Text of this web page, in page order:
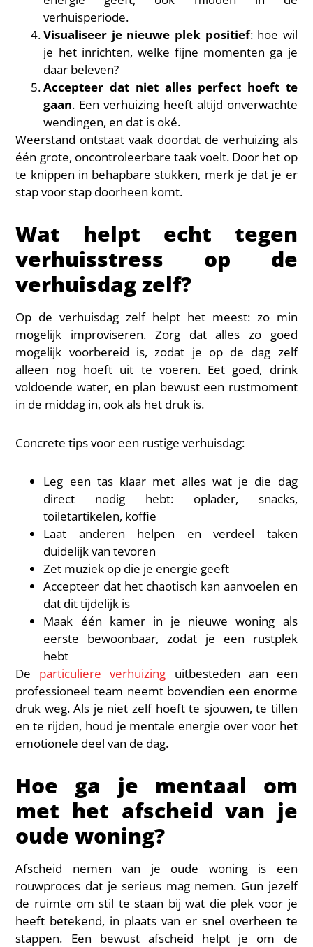
verhuisperiode.
Visualiseer je nieuwe plek positief: hoe wil
je het inrichten, welke fijne momenten ga je
daar beleven?
Accepteer dat niet alles perfect hoeft te
gaan. Een verhuizing heeft altijd onverwachte
wendingen, en dat is oké.
Weerstand ontstaat vaak doordat de verhuizing als
één grote, oncontroleerbare taak voelt. Door het op
te knippen in behapbare stukken, merk je dat je er
stap voor stap doorheen komt.
Wat helpt echt tegen
verhuisstress op de
verhuisdag zelf?
Op de verhuisdag zelf helpt het meest: zo min
mogelijk improviseren. Zorg dat alles zo goed
mogelijk voorbereid is, zodat je op de dag zelf
alleen nog hoeft uit te voeren. Eet goed, drink
voldoende water, en plan bewust een rustmoment
in de middag in, ook als het druk is.
Concrete tips voor een rustige verhuisdag:
Leg een tas klaar met alles wat je die dag
direct nodig hebt: oplader, snacks,
toiletartikelen, koffie
Laat anderen helpen en verdeel taken
duidelijk van tevoren
Zet muziek op die je energie geeft
Accepteer dat het chaotisch kan aanvoelen en
dat dit tijdelijk is
Maak één kamer in je nieuwe woning als
eerste bewoonbaar, zodat je een rustplek
hebt
De particuliere verhuizing uitbesteden aan een
professioneel team neemt bovendien een enorme
druk weg. Als je niet zelf hoeft te sjouwen, te tillen
en te rijden, houd je mentale energie over voor het
emotionele deel van de dag.
Hoe ga je mentaal om
met het afscheid van je
oude woning?
Afscheid nemen van je oude woning is een
rouwproces dat je serieus mag nemen. Gun jezelf
de ruimte om stil te staan bij wat die plek voor je
heeft betekend, in plaats van er snel overheen te
stappen. Een bewust afscheid helpt je om de